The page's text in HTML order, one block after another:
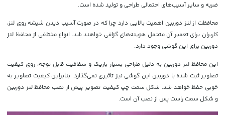
ضربه و سایر آسیب‌های احتمالی طراحی و تولید شده است.
محافظت از لنز دوربین اهمیت بالایی دارد چرا که در صورت آسیب دیدن شیشه روی لنز،
کاربران برای تعمیر آن متحمل هزینه‌های گزافی خواهند شد. انواع مختلفی از محافظ لنز
دوربین برای این گوشی وجود دارد.
این محافظ لنز دوربین به دلیل طراحی بسیار باریک و شفافیت قابل توجه، روی کیفیت
تصاویر ثبت شده با دوربین این گوشی نیز تاثیری نمی‌گذارد. بنابراین کیفیت تصاویر به
خوبی حفظ خواهد شد. شکل سمت چپ کیفیت تصویر پیش از نصب محافظ لنز دوربین
و شکل سمت راست پس از نصب آن است.